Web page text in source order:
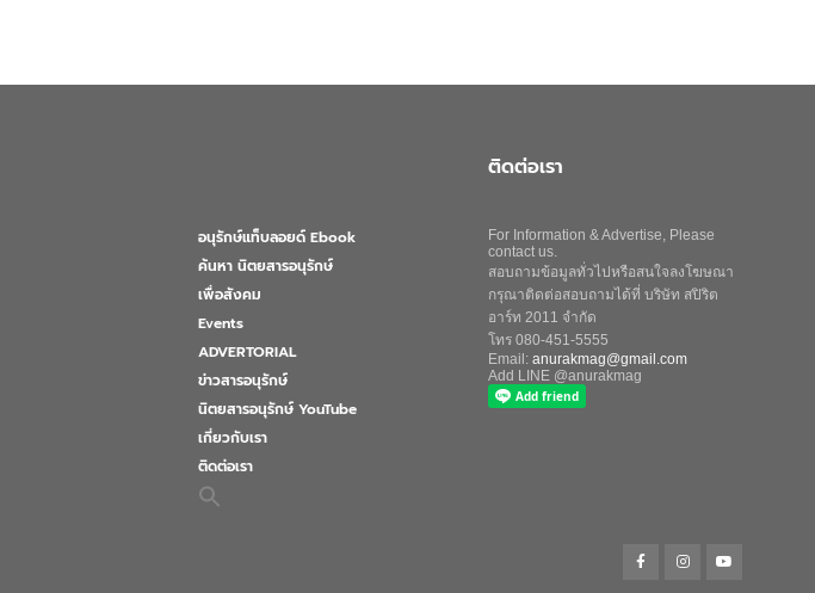
อนุรักษ์แท็บลอยด์ Ebook
ค้นหา นิตยสารอนุรักษ์
เพื่อสังคม
Events
ADVERTORIAL
ข่าวสารอนุรักษ์
นิตยสารอนุรักษ์ YouTube
เกี่ยวกับเรา
ติดต่อเรา
ติดต่อเรา
For Information & Advertise, Please
contact us.
สอบถามข้อมูลทั่วไปหรือสนใจลงโฆษณา
กรุณาติดต่อสอบถามได้ที่ บริษัท สปิริต
อาร์ท 2011 จำกัด
โทร 080-451-5555
Email: anurakmag@gmail.com
Add LINE @anurakmag